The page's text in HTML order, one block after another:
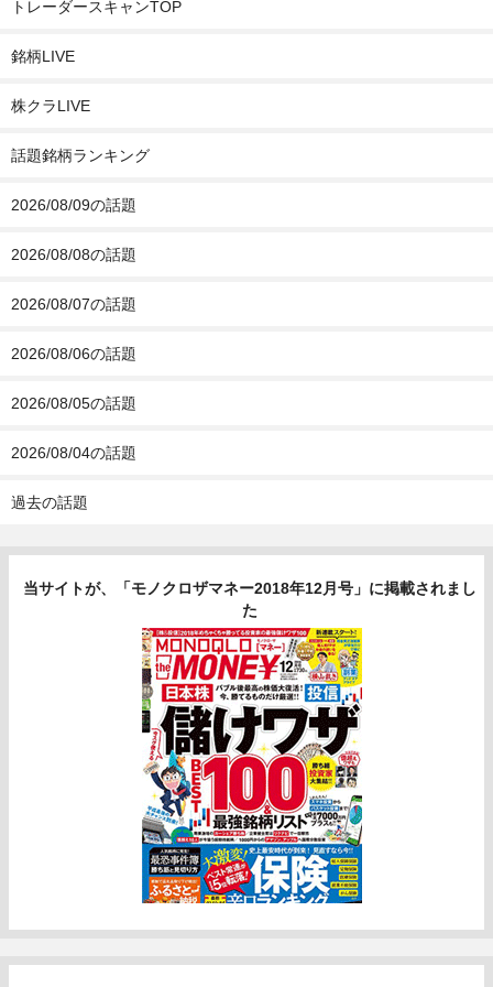
トレーダースキャンTOP
銘柄LIVE
株クラLIVE
話題銘柄ランキング
2026/08/09の話題
2026/08/08の話題
2026/08/07の話題
2026/08/06の話題
2026/08/05の話題
2026/08/04の話題
過去の話題
当サイトが、「モノクロザマネー2018年12月号」に掲載されまし
た